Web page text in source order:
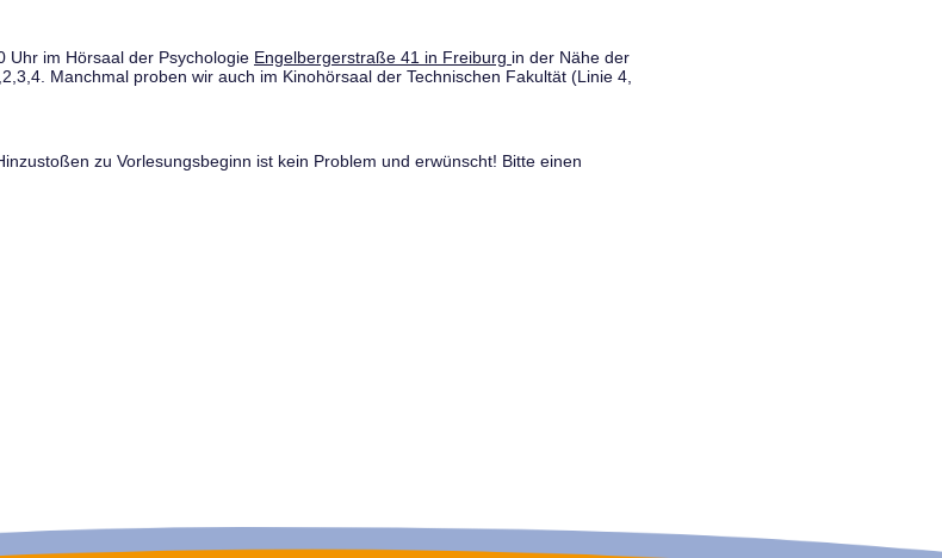
Uhr im Hörsaal der Psychologie Engelbergerstraße 41 in Freiburg in der Nähe der
Manchmal proben wir auch im Kinohörsaal der Technischen Fakultät (Linie 4,
zu Vorlesungsbeginn ist kein Problem und erwünscht! Bitte einen